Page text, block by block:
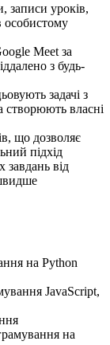
записи уроків,
особистому
Meet за
з будь-
задачі з
створюють власні
що дозволяє
підхід
завдань від
на Python
JavaScript,
на